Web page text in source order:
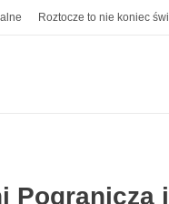
Roztocze to nie koniec
Pogranicza